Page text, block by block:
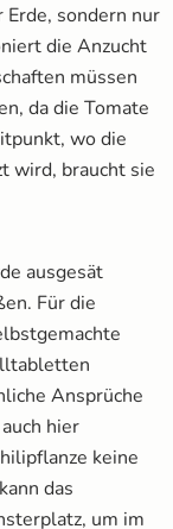
sondern nur
die Anzucht
müssen
da die Tomate
wo die
wird, braucht sie
ausgesät
Für die
Ansprüche
hier
keine
das
um im